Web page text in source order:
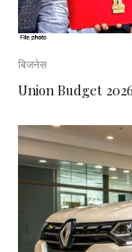
बिजनेस
Union Budget 2026-